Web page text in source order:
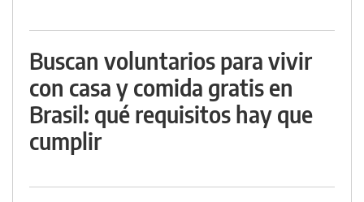
Buscan voluntarios para vivir
con casa y comida gratis en
Brasil: qué requisitos hay que
cumplir